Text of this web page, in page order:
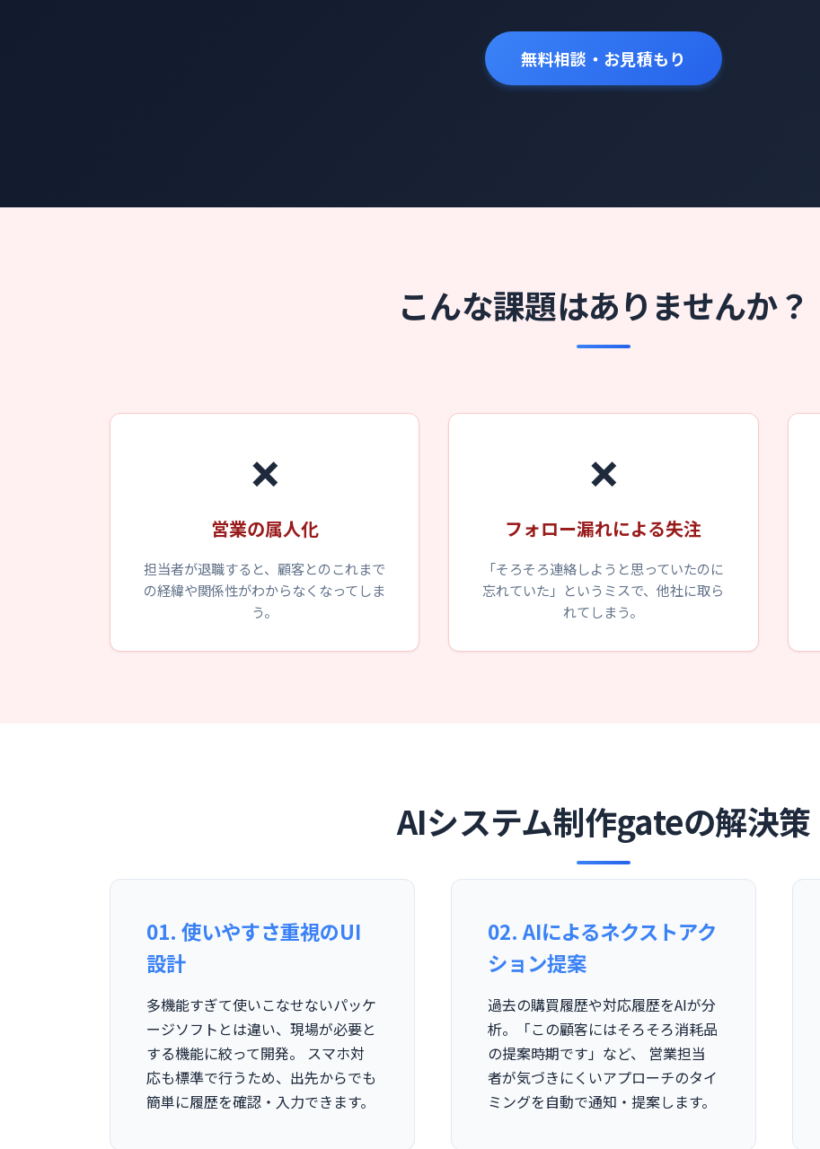
無料相談・お見積もり
こんな課題はありませんか？
❌
営業の属人化
担当者が退職すると、顧客とのこれまで
の経緯や関係性がわからなくなってしま
う。
❌
フォロー漏れによる失注
「そろそろ連絡しようと思っていたのに
忘れていた」というミスで、他社に取ら
れてしまう。
AIシステム制作gateの解決策
01. 使いやすさ重視のUI
設計
多機能すぎて使いこなせないパッケ
ージソフトとは違い、現場が必要と
する機能に絞って開発。 スマホ対
応も標準で行うため、出先からでも
簡単に履歴を確認・入力できます。
02. AIによるネクストアク
ション提案
過去の購買履歴や対応履歴をAIが分
析。「この顧客にはそろそろ消耗品
の提案時期です」など、 営業担当
者が気づきにくいアプローチのタイ
ミングを自動で通知・提案します。